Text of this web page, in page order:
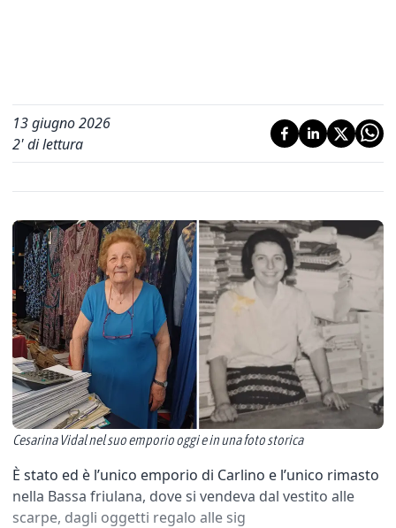
13 giugno 2026
2' di lettura
Cesarina Vidal nel suo emporio oggi e in una foto storica
È stato ed è l’unico emporio di Carlino e l’unico rimasto
nella Bassa friulana, dove si vendeva dal vestito alle
scarpe, dagli oggetti regalo alle sig